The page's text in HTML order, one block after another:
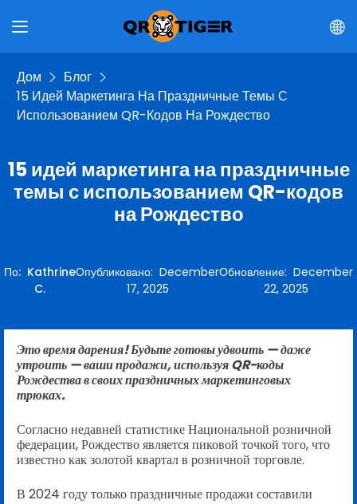
Дом
Блог
15 Идей Маркетинга На Праздничные Темы С
Использованием QR-Кодов На Рождество
15 идей маркетинга на праздничные
темы с использованием QR-кодов
на Рождество
По: Kathrine
C.
Опубликовано: December
17, 2025
Обновление: December
22, 2025
Это время дарения! Будьте готовы удвоить — даже
утроить — ваши продажи, используя QR-коды
Рождества в своих праздничных маркетинговых
трюках.
Согласно недавней статистике Национальной розничной
федерации, Рождество является пиковой точкой того, что
известно как золотой квартал в розничной торговле.
В 2024 году только праздничные продажи составили